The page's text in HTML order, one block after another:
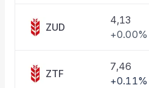
ZUD
4,13
+0.00%
ZTF
7,46
+0.11%